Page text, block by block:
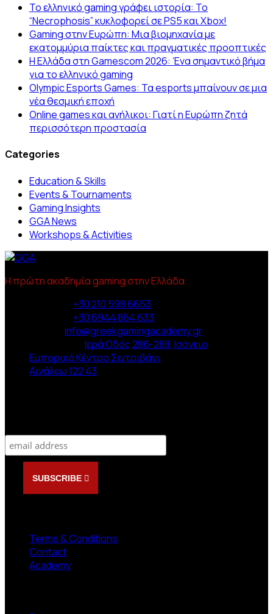
Το ελληνικό gaming γράφει ιστορία: Το
“Necrophosis” κυκλοφορεί σε PS5 και Xbox!
Gaming στην Ευρώπη: Μια βιομηχανία με
εκατομμύρια παίκτες και πραγματικές προοπτικές
Η Ελλάδα στη Gamescom 2026: Ένα σημαντικό βήμα
για το ελληνικό gaming
Olympic Esports Games: Τα esports μπαίνουν σε μια
νέα θεσμική εποχή
Online games και ανήλικοι: Γιατί η Ευρώπη ζητά
περισσότερη προστασία
Categories
Education & Skills
Events & Tournaments
Gaming Insights
GGA News
Workshops & Activities
Η πρώτη ακαδημία gaming στην Ελλάδα
+30 210 598 6653
+30 6944 864 633
info@greekgamingacademy.gr
Ιερά Οδός 286-288, Ισόγειο
Εμπορικό Κέντρο Σιντριβάνι
Αιγάλεω 122 43
SUBSCRIBE
Terms & Conditions
Contact
Academy